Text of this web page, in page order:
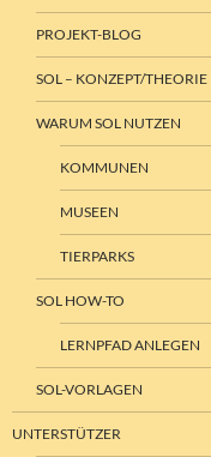
PROJEKT-BLOG
SOL – KONZEPT/THEORIE
WARUM SOL NUTZEN
KOMMUNEN
MUSEEN
TIERPARKS
SOL HOW-TO
LERNPFAD ANLEGEN
SOL-VORLAGEN
UNTERSTÜTZER